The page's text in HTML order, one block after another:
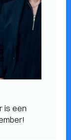
is een